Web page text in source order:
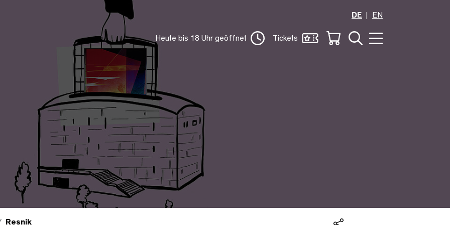
DE
EN
Heute bis 18 Uhr geöffnet Tickets
Resnik